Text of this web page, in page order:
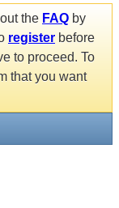
the FAQ by
register before
to proceed. To
that you want